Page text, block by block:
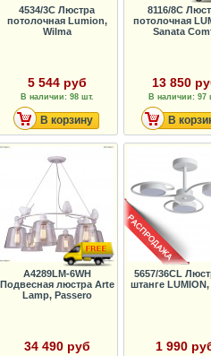
4534/3C Люстра
потолочная Lumion,
Wilma
5 544 руб
В наличии: 98 шт.
В корзину
8116/8C
потолочная
Sanata
13 850
В наличии: 97
В
A4289LM-6WH
Подвесная люстра Arte
Lamp, Passero
34 490 руб
5657/36CL
штанге
1 990